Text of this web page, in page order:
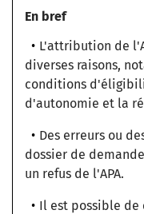
En bref
L'attribution de
diverses raisons,
conditions
d'autonomie et la
Des erreurs ou
dossier de
un refus de l'APA.
Il est possible de